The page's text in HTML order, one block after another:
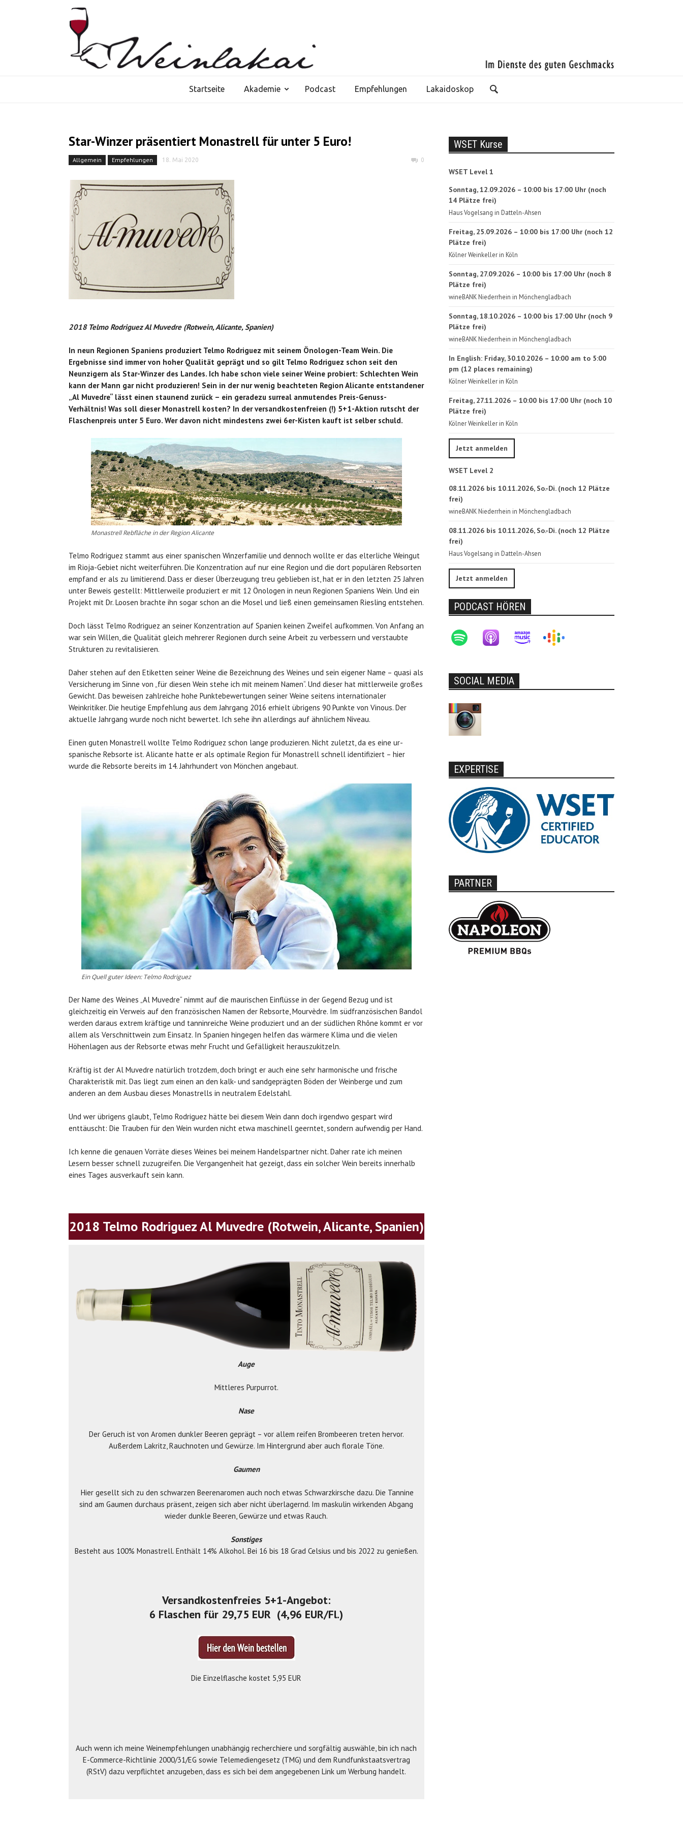
Startseite Akademie Podcast Empfehlungen Lakaidoskop
Star-Winzer präsentiert Monastrell für unter 5 Euro!
Allgemein Empfehlungen 18. Mai 2020 0
2018 Telmo Rodriguez Al Muvedre (Rotwein, Alicante, Spanien)
In neun Regionen Spaniens produziert Telmo Rodriguez mit seinem Önologen-Team Wein. Die
Ergebnisse sind immer von hoher Qualität geprägt und so gilt Telmo Rodriguez schon seit den
Neunzigern als Star-Winzer des Landes. Ich habe schon viele seiner Weine probiert: Schlechten Wein
kann der Mann gar nicht produzieren! Sein in der nur wenig beachteten Region Alicante entstandener
„Al Muvedre“ lässt einen staunend zurück – ein geradezu surreal anmutendes Preis-Genuss-
Verhältnis! Was soll dieser Monastrell kosten? In der versandkostenfreien (!) 5+1-Aktion rutscht der
Flaschenpreis unter 5 Euro. Wer davon nicht mindestens zwei 6er-Kisten kauft ist selber schuld.
Monastrell Rebfläche in der Region Alicante
Telmo Rodriguez stammt aus einer spanischen Winzerfamilie und dennoch wollte er das elterliche Weingut
im Rioja-Gebiet nicht weiterführen. Die Konzentration auf nur eine Region und die dort populären Rebsorten
empfand er als zu limitierend. Dass er dieser Überzeugung treu geblieben ist, hat er in den letzten 25 Jahren
unter Beweis gestellt: Mittlerweile produziert er mit 12 Önologen in neun Regionen Spaniens Wein. Und ein
Projekt mit Dr. Loosen brachte ihn sogar schon an die Mosel und ließ einen gemeinsamen Riesling entstehen.
Doch lässt Telmo Rodriguez an seiner Konzentration auf Spanien keinen Zweifel aufkommen. Von Anfang an
war sein Willen, die Qualität gleich mehrerer Regionen durch seine Arbeit zu verbessern und verstaubte
Strukturen zu revitalisieren.
Daher stehen auf den Etiketten seiner Weine die Bezeichnung des Weines und sein eigener Name – quasi als
Versicherung im Sinne von „für diesen Wein stehe ich mit meinem Namen“. Und dieser hat mittlerweile großes
Gewicht. Das beweisen zahlreiche hohe Punktebewertungen seiner Weine seitens internationaler
Weinkritiker. Die heutige Empfehlung aus dem Jahrgang 2016 erhielt übrigens 90 Punkte von Vinous. Der
aktuelle Jahrgang wurde noch nicht bewertet. Ich sehe ihn allerdings auf ähnlichem Niveau.
Einen guten Monastrell wollte Telmo Rodriguez schon lange produzieren. Nicht zuletzt, da es eine ur-
spanische Rebsorte ist. Alicante hatte er als optimale Region für Monastrell schnell identifiziert – hier
wurde die Rebsorte bereits im 14. Jahrhundert von Mönchen angebaut.
Ein Quell guter Ideen: Telmo Rodriguez
Der Name des Weines „Al Muvedre“ nimmt auf die maurischen Einflüsse in der Gegend Bezug und ist
gleichzeitig ein Verweis auf den französischen Namen der Rebsorte, Mourvèdre. Im südfranzösischen Bandol
werden daraus extrem kräftige und tanninreiche Weine produziert und an der südlichen Rhône kommt er vor
allem als Verschnittwein zum Einsatz. In Spanien hingegen helfen das wärmere Klima und die vielen
Höhenlagen aus der Rebsorte etwas mehr Frucht und Gefälligkeit herauszukitzeln.
Kräftig ist der Al Muvedre natürlich trotzdem, doch bringt er auch eine sehr harmonische und frische
Charakteristik mit. Das liegt zum einen an den kalk- und sandgeprägten Böden der Weinberge und zum
anderen an dem Ausbau dieses Monastrells in neutralem Edelstahl.
Und wer übrigens glaubt, Telmo Rodriguez hätte bei diesem Wein dann doch irgendwo gespart wird
enttäuscht: Die Trauben für den Wein wurden nicht etwa maschinell geerntet, sondern aufwendig per Hand.
Ich kenne die genauen Vorräte dieses Weines bei meinem Handelspartner nicht. Daher rate ich meinen
Lesern besser schnell zuzugreifen. Die Vergangenheit hat gezeigt, dass ein solcher Wein bereits innerhalb
eines Tages ausverkauft sein kann.
2018 Telmo Rodriguez Al Muvedre (Rotwein, Alicante, Spanien)
Auge
Mittleres Purpurrot.
Nase
Der Geruch ist von Aromen dunkler Beeren geprägt – vor allem reifen Brombeeren treten hervor.
Außerdem Lakritz, Rauchnoten und Gewürze. Im Hintergrund aber auch florale Töne.
Gaumen
Hier gesellt sich zu den schwarzen Beerenaromen auch noch etwas Schwarzkirsche dazu. Die Tannine
sind am Gaumen durchaus präsent, zeigen sich aber nicht überlagernd. Im maskulin wirkenden Abgang
wieder dunkle Beeren, Gewürze und etwas Rauch.
Sonstiges
Besteht aus 100% Monastrell. Enthält 14% Alkohol. Bei 16 bis 18 Grad Celsius und bis 2022 zu genießen.
Versandkostenfreies 5+1-Angebot:
6 Flaschen für 29,75 EUR (4,96 EUR/Fl.)
Die Einzelflasche kostet 5,95 EUR
Auch wenn ich meine Weinempfehlungen unabhängig recherchiere und sorgfältig auswähle, bin ich nach
E-Commerce-Richtlinie 2000/31/EG sowie Telemediengesetz (TMG) und dem Rundfunkstaatsvertrag
(RStV) dazu verpflichtet anzugeben, dass es sich bei dem angegebenen Link um Werbung handelt.
WSET Kurse
WSET Level 1
Sonntag, 12.09.2026 – 10:00 bis 17:00 Uhr (noch
14 Plätze frei)
Haus Vogelsang in Datteln-Ahsen
Freitag, 25.09.2026 – 10:00 bis 17:00 Uhr (noch 12
Plätze frei)
Kölner Weinkeller in Köln
Sonntag, 27.09.2026 – 10:00 bis 17:00 Uhr (noch 8
Plätze frei)
wineBANK Niederrhein in Mönchengladbach
Sonntag, 18.10.2026 – 10:00 bis 17:00 Uhr (noch 9
Plätze frei)
wineBANK Niederrhein in Mönchengladbach
In English: Friday, 30.10.2026 – 10:00 am to 5:00
pm (12 places remaining)
Kölner Weinkeller in Köln
Freitag, 27.11.2026 – 10:00 bis 17:00 Uhr (noch 10
Plätze frei)
Kölner Weinkeller in Köln
Jetzt anmelden
WSET Level 2
08.11.2026 bis 10.11.2026, So.-Di. (noch 12 Plätze
frei)
wineBANK Niederrhein in Mönchengladbach
08.11.2026 bis 10.11.2026, So.-Di. (noch 12 Plätze
frei)
Haus Vogelsang in Datteln-Ahsen
Jetzt anmelden
PODCAST HÖREN
SOCIAL MEDIA
EXPERTISE
PARTNER